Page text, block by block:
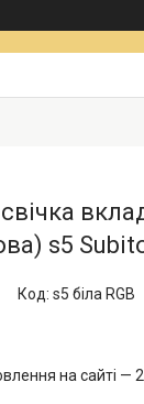
s5
Код: s5 біла RGB
на сайті —